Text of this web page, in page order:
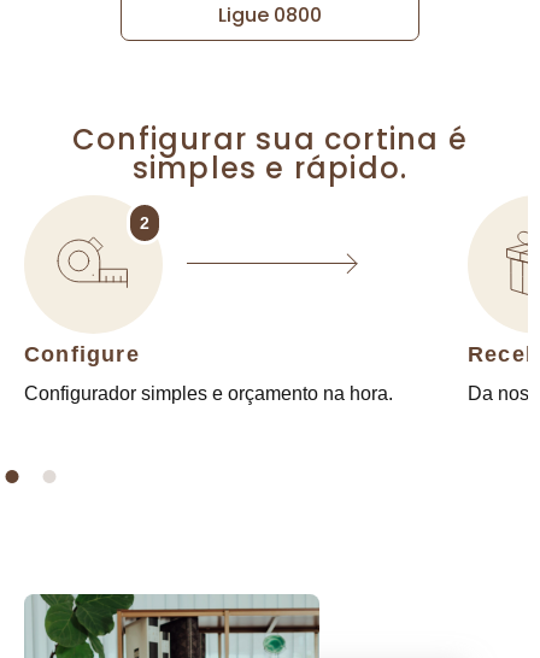
Ligue 0800
Configurar sua cortina é
simples e rápido.
2
Configure
Configurador simples e orçamento na hora. Da